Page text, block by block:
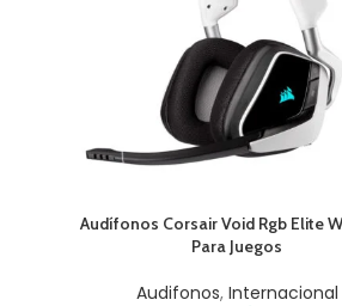
AÑADIR AL CARRITO
Audífonos Corsair Void Rgb Elite
Para Juegos
Audifonos, Internacional